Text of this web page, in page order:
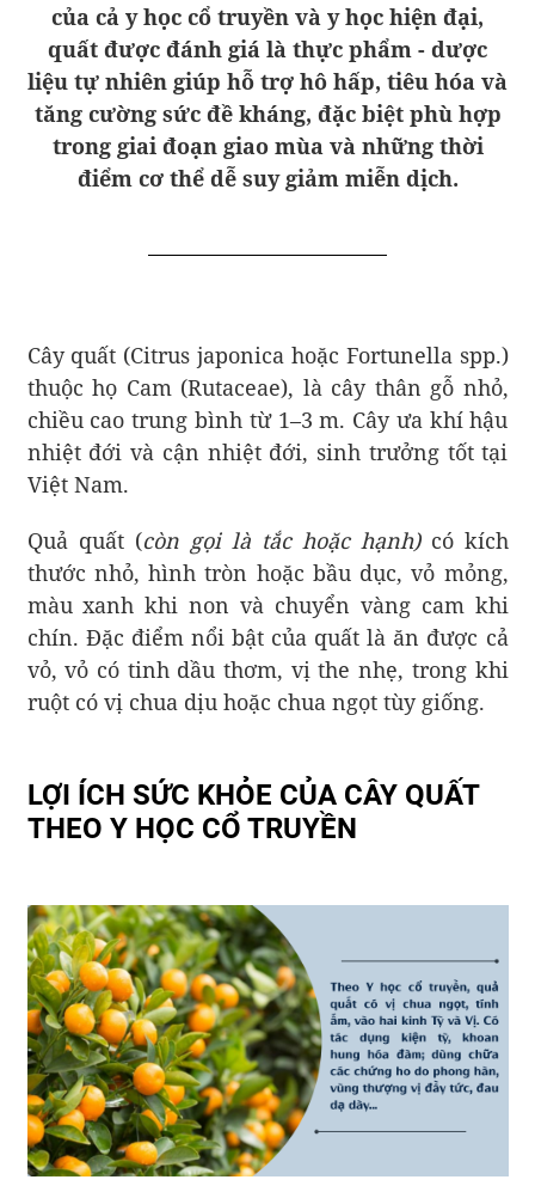
của cả y học cổ truyền và y học hiện đại,
quất được đánh giá là thực phẩm - dược
liệu tự nhiên giúp hỗ trợ hô hấp, tiêu hóa và
tăng cường sức đề kháng, đặc biệt phù hợp
trong giai đoạn giao mùa và những thời
điểm cơ thể dễ suy giảm miễn dịch.
Cây quất (Citrus japonica hoặc Fortunella spp.)
thuộc họ Cam (Rutaceae), là cây thân gỗ nhỏ,
chiều cao trung bình từ 1–3 m. Cây ưa khí hậu
nhiệt đới và cận nhiệt đới, sinh trưởng tốt tại
Việt Nam.
Quả quất (còn gọi là tắc hoặc hạnh)có kích
thước nhỏ, hình tròn hoặc bầu dục, vỏ mỏng,
màu xanh khi non và chuyển vàng cam khi
chín. Đặc điểm nổi bật của quất là ăn được cả
vỏ, vỏ có tinh dầu thơm, vị the nhẹ, trong khi
ruột có vị chua dịu hoặc chua ngọt tùy giống.
LỢI ÍCH SỨC KHỎE CỦA CÂY QUẤT
THEO Y HỌC CỔ TRUYỀN